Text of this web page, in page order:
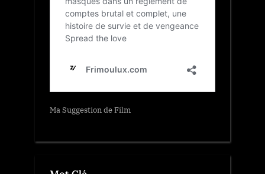
Ma Suggestion de Film